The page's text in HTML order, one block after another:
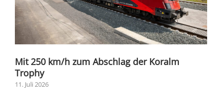
Mit 250 km/h zum Abschlag der Koralm
Trophy
11. Juli 2026